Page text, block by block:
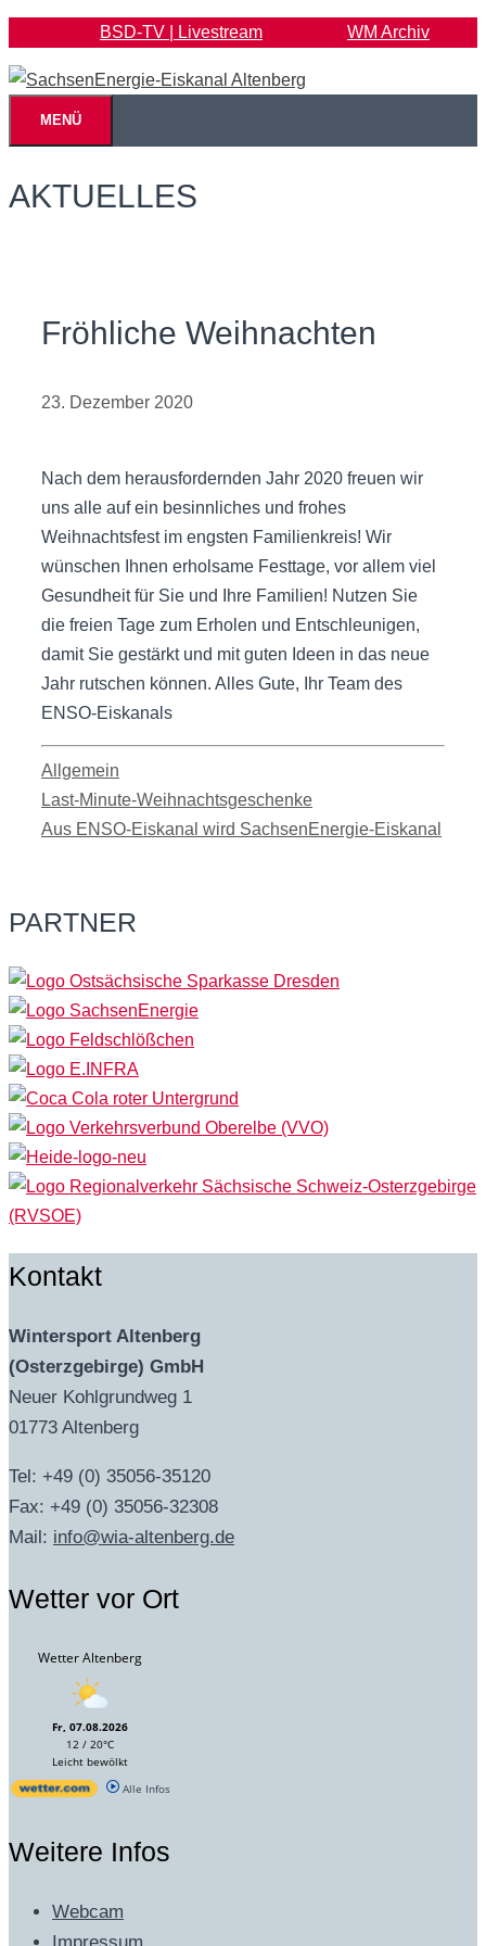
springen
BSD-TV | Livestream WM Archiv
MENÜ
AKTUELLES
Fröhliche Weihnachten
23. Dezember 2020
Nach dem herausfordernden Jahr 2020 freuen wir
uns alle auf ein besinnliches und frohes
Weihnachtsfest im engsten Familienkreis! Wir
wünschen Ihnen erholsame Festtage, vor allem viel
Gesundheit für Sie und Ihre Familien! Nutzen Sie
die freien Tage zum Erholen und Entschleunigen,
damit Sie gestärkt und mit guten Ideen in das neue
Jahr rutschen können. Alles Gute, Ihr Team des
ENSO-Eiskanals
Kategorien
Allgemein
Last-Minute-Weihnachtsgeschenke
Aus ENSO-Eiskanal wird SachsenEnergie-Eiskanal
PARTNER
Kontakt
Wintersport Altenberg
(Osterzgebirge) GmbH
Neuer Kohlgrundweg 1
01773 Altenberg
Tel: +49 (0) 35056-35120
Fax: +49 (0) 35056-32308
Mail: info@wia-altenberg.de
Wetter vor Ort
Wetter Altenberg
Fr, 07.08.2026
12 / 20°C
Leicht bewölkt
Alle Infos
Weitere Infos
Webcam